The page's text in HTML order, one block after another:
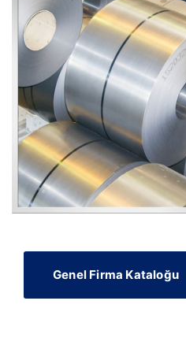
Genel Firma Kataloğu